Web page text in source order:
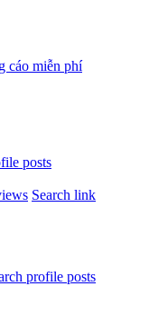
posts
Search link
profile posts